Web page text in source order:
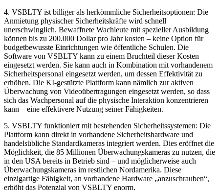
4. VSBLTY ist billiger als herkömmliche Sicherheitsoptionen: Die
Anmietung physischer Sicherheitskräfte wird schnell
unerschwinglich. Bewaffnete Wachleute mit spezieller Ausbildung
können bis zu 200.000 Dollar pro Jahr kosten – keine Option für
budgetbewusste Einrichtungen wie öffentliche Schulen. Die
Software von VSBLTY kann zu einem Bruchteil dieser Kosten
eingesetzt werden. Sie kann auch in Kombination mit vorhandenem
Sicherheitspersonal eingesetzt werden, um dessen Effektivität zu
erhöhen. Die KI-gestützte Plattform kann nämlich zur aktiven
Überwachung von Videoübertragungen eingesetzt werden, so dass
sich das Wachpersonal auf die physische Interaktion konzentrieren
kann – eine effektivere Nutzung seiner Fähigkeiten.
5. VSBLTY funktioniert mit bestehenden Sicherheitssystemen: Die
Plattform kann direkt in vorhandene Sicherheitshardware und
handelsübliche Standardkameras integriert werden. Dies eröffnet die
Möglichkeit, die 85 Millionen Überwachungskameras zu nutzen, die
in den USA bereits in Betrieb sind – und möglicherweise auch
Überwachungskameras im restlichen Nordamerika. Diese
einzigartige Fähigkeit, an vorhandene Hardware „anzuschrauben“,
erhöht das Potenzial von VSBLTY enorm.